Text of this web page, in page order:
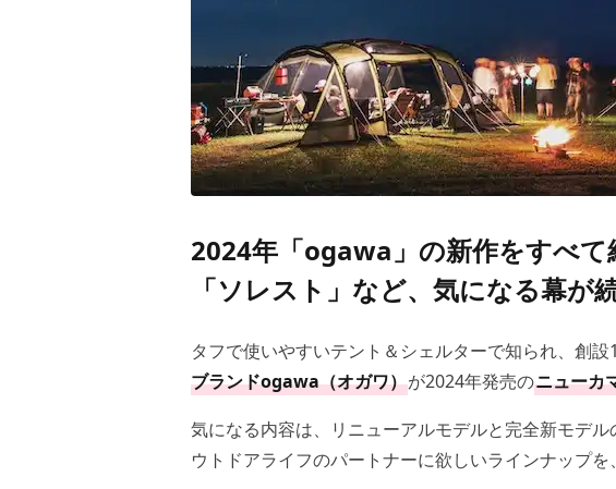
2024年「ogawa」の新作をすべて
「ソレスト」など、気になる幕が
タフで使いやすいテント＆シェルターで知られ、創設
ブランドogawa（オガワ）が2024年発売のニューカ
気になる内容は、リニューアルモデルと完全新モデル
ウトドアライフのパートナーに欲しいラインナップを